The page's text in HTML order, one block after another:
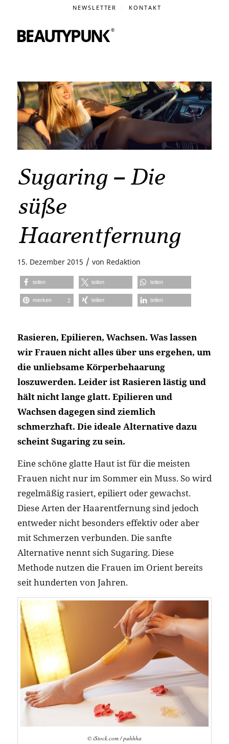
NEWSLETTER KONTAKT
Sugaring – Die
süße
Haarentfernung
15. Dezember 2015 / von Redaktion
teilen teilen teilen
merken 2 teilen teilen
Rasieren, Epilieren, Wachsen. Was lassen
wir Frauen nicht alles über uns ergehen, um
die unliebsame Körperbehaarung
loszuwerden. Leider ist Rasieren lästig und
hält nicht lange glatt. Epilieren und
Wachsen dagegen sind ziemlich
schmerzhaft. Die ideale Alternative dazu
scheint Sugaring zu sein.
Eine schöne glatte Haut ist für die meisten
Frauen nicht nur im Sommer ein Muss. So wird
regelmäßig rasiert, epiliert oder gewachst.
Diese Arten der Haarentfernung sind jedoch
entweder nicht besonders effektiv oder aber
mit Schmerzen verbunden. Die sanfte
Alternative nennt sich Sugaring. Diese
Methode nutzen die Frauen im Orient bereits
seit hunderten von Jahren.
© iStock.com / puhhha